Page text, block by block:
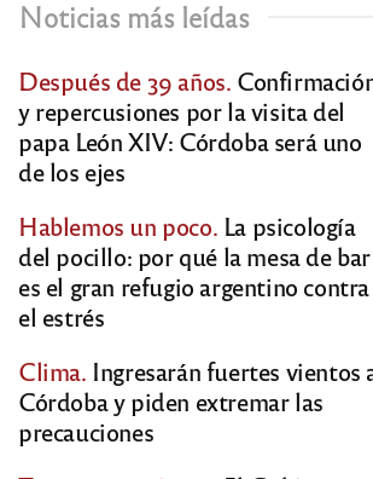
Noticias más leídas
Después de 39 años.
y repercusiones por la visita del
papa León XIV: Córdoba será uno
de los ejes
Hablemos un poco. La psicología
del pocillo: por qué la mesa de bar
es el gran refugio argentino contra
el estrés
Clima. Ingresarán fuertes vientos
Córdoba y piden extremar las
precauciones